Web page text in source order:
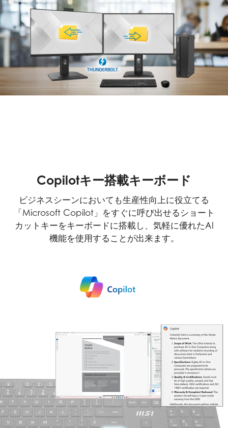
Copilotキー搭載キーボード
ビジネスシーンにおいても生産性向上に役立てる
「Microsoft Copilot」をすぐに呼び出せるショート
カットキーをキーボードに搭載し、気軽に優れたAI
機能を使用することが出来ます。